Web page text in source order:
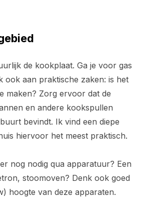
de kookplaat. Ga je voor gas
ook aan praktische zaken: is het
maken? Zorg ervoor dat de
en andere kookspullen
bevindt. Ik vind een diepe
hiervoor het meest praktisch.
nog nodig qua apparatuur? Een
stoomoven? Denk ook goed
hoogte van deze apparaten.